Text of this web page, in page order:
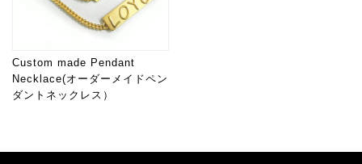
Custom made Pendant
Necklace(オーダーメイドペン
ダントネックレス）